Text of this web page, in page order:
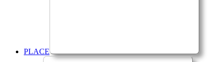
PLACE